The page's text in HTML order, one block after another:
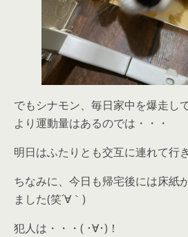
でもシナモン、毎日家中を爆走し
より運動量はあるのでは・・・
明日はふたりとも交互に連れて行
ちなみに、今日も帰宅後には床紙
ました(笑´∀｀)
犯人は・・・( ･∀･)！